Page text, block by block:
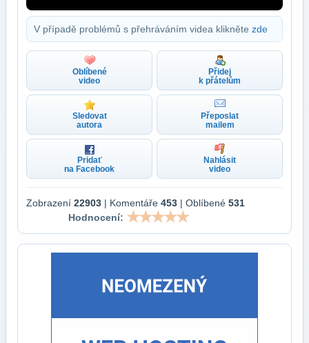
V případě problémů s přehráváním videa klikněte zde
Oblíbené
video
Přidej
k přátelům
Sledovat
autora
Přeposlat
mailem
Pridať
na Facebook
Nahlásit
video
Zobrazení 22903 | Komentáře 453 | Oblíbené 531
Hodnocení: